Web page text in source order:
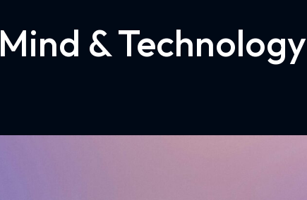
Mind & Technology